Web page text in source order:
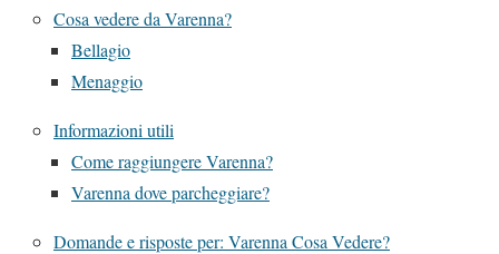
Cosa vedere da Varenna?
Bellagio
Menaggio
Informazioni utili
Come raggiungere Varenna?
Varenna dove parcheggiare?
Domande e risposte per: Varenna Cosa Vedere?